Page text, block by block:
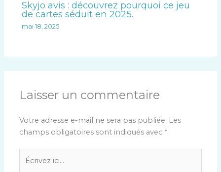
Skyjo avis : découvrez pourquoi ce jeu
de cartes séduit en 2025.
mai 18, 2025
Laisser un commentaire
Votre adresse e-mail ne sera pas publiée. Les
champs obligatoires sont indiqués avec *
Écrivez
ici…